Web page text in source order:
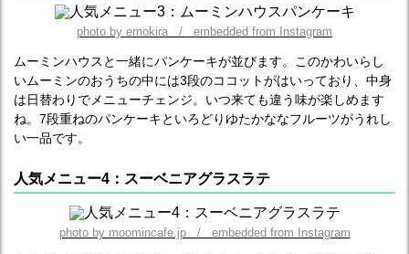
photo by emokira / embedded from Instagram
ムーミンハウスと一緒にパンケーキが並びます。このかわいらし
いムーミンのおうちの中には3段のココットがはいっており、中身
は日替わりでメニューチェンジ。いつ来ても違う味が楽しめます
ね。7段重ねのパンケーキといろどりゆたかななフルーツがうれし
い一品です。
人気メニュー4：スーベニアグラスラテ
photo by moomincafe.jp / embedded from Instagram